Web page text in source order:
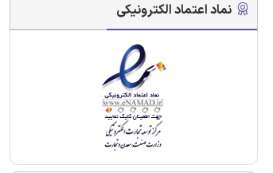
نماد اعتماد الکترونیکی